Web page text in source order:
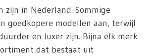
zijn in Nederland. Sommige
goedkopere modellen aan, terwijl
en luxer zijn. Bijna elk merk
dat bestaat uit